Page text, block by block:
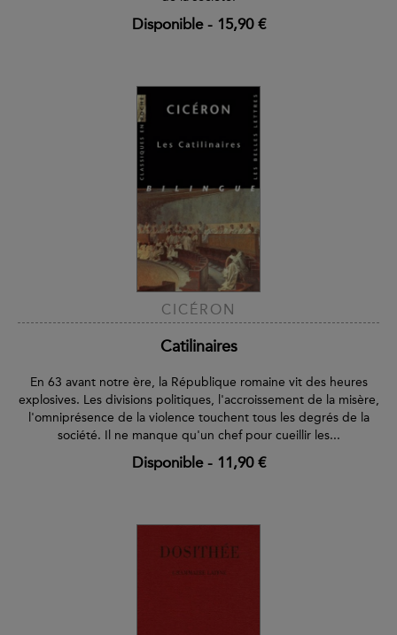
Disponible- 15,90 €
CICÉRON
Catilinaires
En 63 avant notre ère, la République romaine vit des heures
explosives. Les divisions politiques, l'accroissement de la misère,
l'omniprésence de la violence touchent tous les degrés de la
société. Il ne manque qu'un chef pour cueillir les...
Disponible- 11,90 €